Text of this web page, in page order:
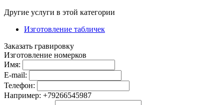
Другие услуги в этой категории
Изготовление табличек
Заказать гравировку
Изготовление номерков
Имя:
E-mail:
Телефон:
Например: +79266545987